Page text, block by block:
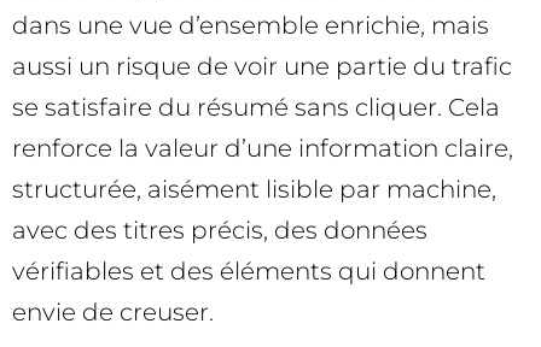
dans une vue d’ensemble enrichie, mais
aussi un risque de voir une partie du trafic
se satisfaire du résumé sans cliquer. Cela
renforce la valeur d’une information claire,
structurée, aisément lisible par machine,
avec des titres précis, des données
vérifiables et des éléments qui donnent
envie de creuser.